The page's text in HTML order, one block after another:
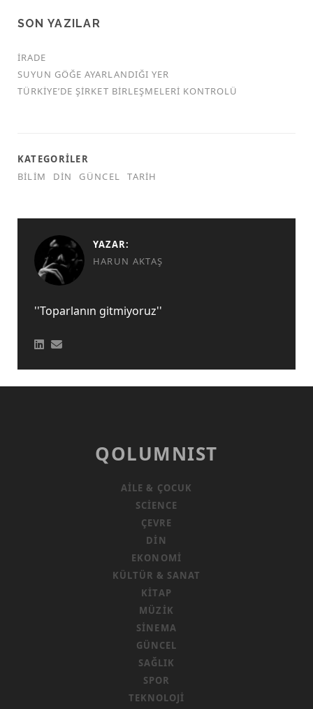
SON YAZILAR
İRADE
SUYUN GÖĞE AYARLANDIĞI YER
TÜRKİYE’DE ŞİRKET BİRLEŞMELERİ KONTROLÜ
KATEGORILER
BILIM
DIN GÜNCEL TARIH
YAZAR:
HARUN AKTAŞ
''Toparlanın gitmiyoruz''
QOLUMNIST
AILE & ÇOCUK
SCIENCE
ÇEVRE
DIN
EKONOMI
KÜLTÜR & SANAT
KITAP
MÜZIK
SINEMA
GÜNCEL
SAĞLIK
SPOR
TEKNOLOJI